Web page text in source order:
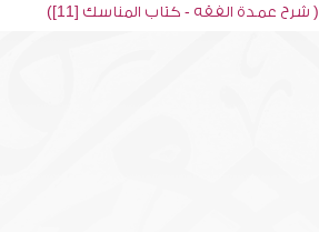
عمدة الفقه - كتاب المناسك [11])